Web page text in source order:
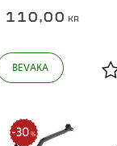
i favoriter
110,00 KR
30 %